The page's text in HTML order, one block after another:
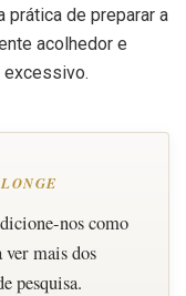
de preparar a
acolhedor e
nos como
ver mais dos
pesquisa.